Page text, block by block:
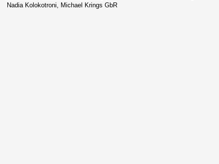
Nadia Kolokotroni, Michael Krings GbR